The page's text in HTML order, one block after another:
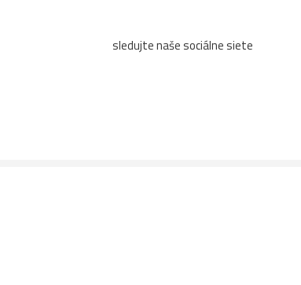
sledujte naše sociálne siete